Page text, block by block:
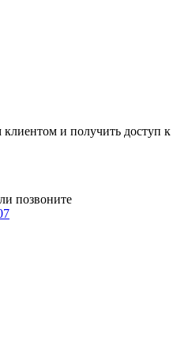
и получить доступ к
позвоните